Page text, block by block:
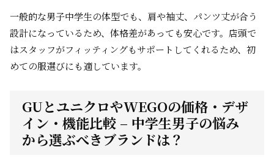
一般的な男子中学生の体型でも、肩や袖丈、パンツ丈が合う
設計になっているため、体格差があっても安心です。店頭で
はスタッフがフィッティングもサポートしてくれるため、初
めての服選びにも適しています。
GUとユニクロやWEGOの価格・デザ
イン・機能比較 – 中学生男子の悩み
から選ぶべきブランドは？